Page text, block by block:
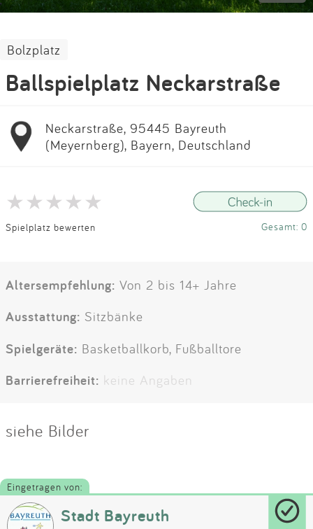
Bolzplatz
Ballspielplatz Neckarstraße
Neckarstraße, 95445 Bayreuth
(Meyernberg), Bayern, Deutschland
Spielplatz bewerten Gesamt: 0
Altersempfehlung: Von 2 bis 14+ Jahre
Ausstattung: Sitzbänke
Spielgeräte: Basketballkorb, Fußballtore
Barrierefreiheit: keine Angaben
siehe Bilder
Eingetragen von:
Stadt Bayreuth